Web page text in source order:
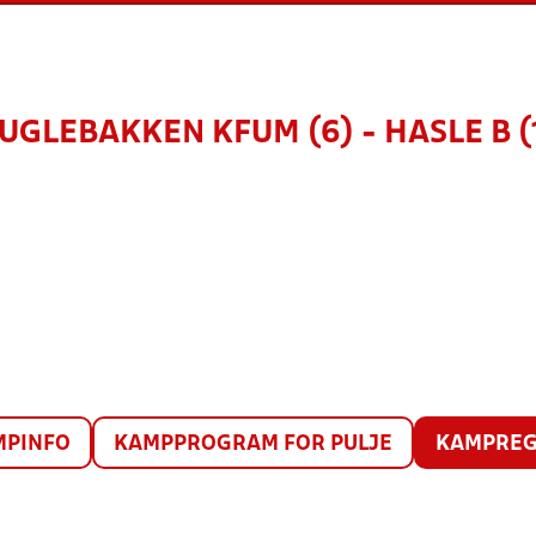
KFUM (6) - HASLE B
KAMPPROGRAM FOR PULJE